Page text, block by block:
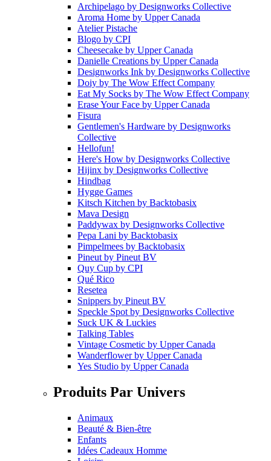
Archipelago by Designworks Collective
Aroma Home by Upper Canada
Atelier Pistache
Blogo by CPI
Cheesecake by Upper Canada
Danielle Creations by Upper Canada
Designworks Ink by Designworks Collective
Doiy by The Wow Effect Company
Eat My Socks by The Wow Effect Company
Erase Your Face by Upper Canada
Fisura
Gentlemen's Hardware by Designworks
Collective
Hellofun!
Here's How by Designworks Collective
Hijinx by Designworks Collective
Hindbag
Hygge Games
Kitsch Kitchen by Backtobasix
Mava Design
Paddywax by Designworks Collective
Pepa Lani by Backtobasix
Pimpelmees by Backtobasix
Pineut by Pineut BV
Quy Cup by CPI
Qué Rico
Resetea
Snippers by Pineut BV
Speckle Spot by Designworks Collective
Suck UK & Luckies
Talking Tables
Vintage Cosmetic by Upper Canada
Wanderflowerby Upper Canada
Yes Studio by Upper Canada
Produits Par Univers
Animaux
Beauté & Bien-être
Enfants
Idées Cadeaux Homme